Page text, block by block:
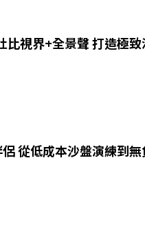
比視界+全景聲 打造極
從低成本沙盤演練到